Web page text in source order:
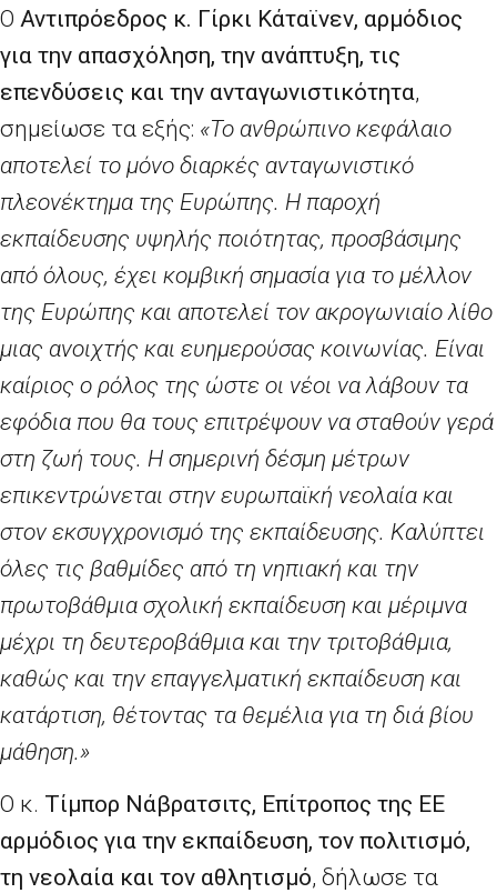
Ο Αντιπρόεδρος κ. Γίρκι Κάταϊνεν, αρμόδιος
για την απασχόληση, την ανάπτυξη, τις
επενδύσεις και την ανταγωνιστικότητα,
σημείωσε τα εξής: «Το ανθρώπινο κεφάλαιο
αποτελεί το μόνο διαρκές ανταγωνιστικό
πλεονέκτημα της Ευρώπης. Η παροχή
εκπαίδευσης υψηλής ποιότητας, προσβάσιμης
από όλους, έχει κομβική σημασία για το μέλλον
της Ευρώπης και αποτελεί τον ακρογωνιαίο λίθο
μιας ανοιχτής και ευημερούσας κοινωνίας. Είναι
καίριος ο ρόλος της ώστε οι νέοι να λάβουν τα
εφόδια που θα τους επιτρέψουν να σταθούν γερά
στη ζωή τους. Η σημερινή δέσμη μέτρων
επικεντρώνεται στην ευρωπαϊκή νεολαία και
στον εκσυγχρονισμό της εκπαίδευσης. Καλύπτει
όλες τις βαθμίδες από τη νηπιακή και την
πρωτοβάθμια σχολική εκπαίδευση και μέριμνα
μέχρι τη δευτεροβάθμια και την τριτοβάθμια,
καθώς και την επαγγελματική εκπαίδευση και
κατάρτιση, θέτοντας τα θεμέλια για τη διά βίου
μάθηση.»
Ο κ. Τίμπορ Νάβρατσιτς, Επίτροπος της ΕΕ
αρμόδιος για την εκπαίδευση, τον πολιτισμό,
τη νεολαία και τον αθλητισμό, δήλωσε τα